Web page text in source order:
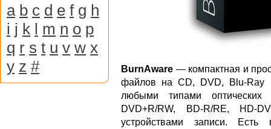
BurnAware — компактная и
файлов на CD, DVD, Blu-Ray
любыми типами оптических
DVD+R/RW, BD-R/RE, HD-
устройствами записи. Есть
a b c d e f g h
i j k l m n o p
q r s t u v w x
y z #